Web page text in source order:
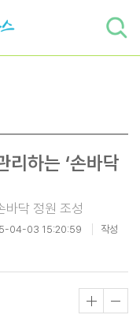
하는 ‘손바닥
바닥 정원 조성
04-03 15:20:59
작성